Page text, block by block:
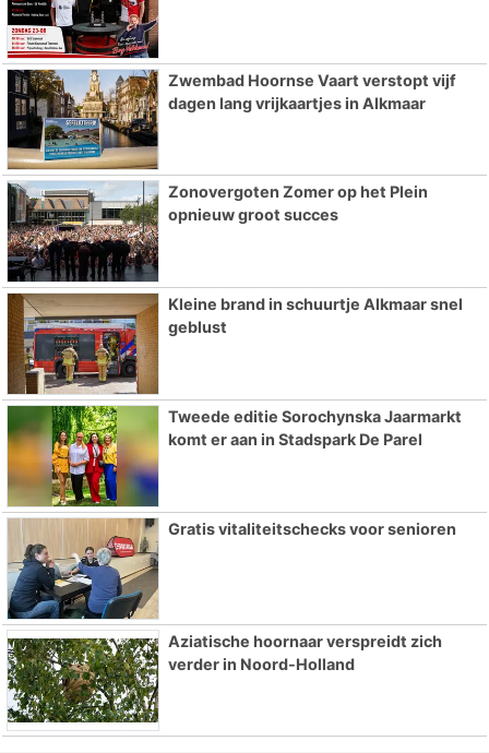
Zwembad Hoornse Vaart verstopt vijf
dagen lang vrijkaartjes in Alkmaar
Zonovergoten Zomer op het Plein
opnieuw groot succes
Kleine brand in schuurtje Alkmaar snel
geblust
Tweede editie Sorochynska Jaarmarkt
komt er aan in Stadspark De Parel
Gratis vitaliteitschecks voor senioren
Aziatische hoornaar verspreidt zich
verder in Noord-Holland